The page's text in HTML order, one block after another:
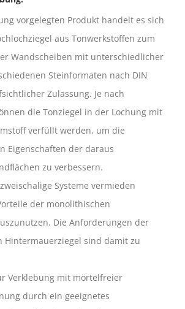
vorgelegten Produkt handelt es sich
aus Tonwerkstoffen zum
Wandscheiben mit unterschiedlicher
Steinformaten nach DIN
Zulassung. Je nach
die Tonziegel in der Lochung mit
verfüllt werden, um die
Eigenschaften der daraus
zu verbessern.
Systeme vermieden
der monolithischen
Die Anforderungen der
Hintermauerziegel sind damit zu
Verklebung mit mörtelfreier
durch ein geeignetes